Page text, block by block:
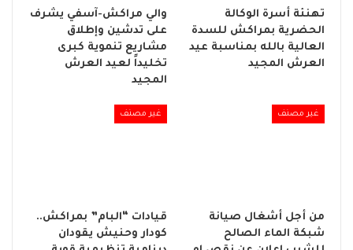
تهنئة أسرة الوكالة
الحضرية بمراكش للسدة
العالية بالله بمناسبة عيد
العرش المجيد
والي مراكش-آسفي يشرف
على تدشين وإطلاق
مشاريع تنموية كبرى
تخليداً لعيد العرش
المجيد
غير مصنف
من أجل أشغال صيانة
شبكة الماء الصالح
غير مصنف
قيادات “البام” بمراكش..
كودار وحنيش يقودان